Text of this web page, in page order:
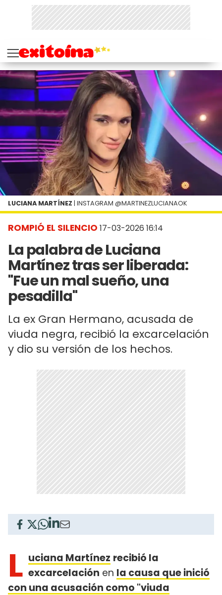
ROMPIÓ EL SILENCIO 17-03-2026 16:14
La palabra de Luciana
Martínez tras ser liberada:
"Fue un mal sueño, una
pesadilla"
La ex Gran Hermano, acusada de
viuda negra, recibió la excarcelación
y dio su versión de los hechos.
LUCIANA MARTÍNEZ | INSTAGRAM @MARTINEZLUCIANAOK
L uciana Martínez recibió la
excarcelación en la causa que inició
con una acusación como "viuda